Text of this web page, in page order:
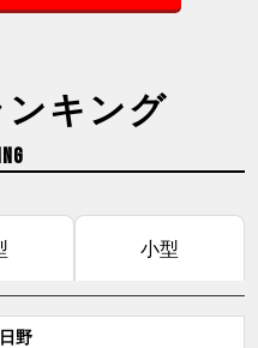
キング
小型
日野